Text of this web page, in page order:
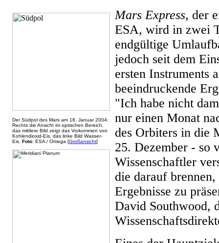
Der Südpol des Mars am 18. Januar 2004:
Rechts die Ansicht im optischen Bereich,
das mittlere Bild zeigt das Vorkommen von
Kohlendioxid-Eis, das linke Bild Wasser-
Eis. Foto: ESA / Omega [Großansicht]
Mars Express, der
ESA, wird in zwei
endgültige
jedoch seit dem
ersten Instruments
beeindruckende
"Ich habe nicht
nur einen Monat
des Orbiters in die
25. Dezember - so
Wissenschaftler
die darauf
Ergebnisse zu
David Southwood,